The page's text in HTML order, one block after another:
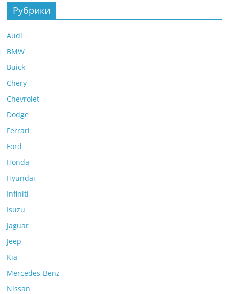
Рубрики
Audi
BMW
Buick
Chery
Chevrolet
Dodge
Ferrari
Ford
Honda
Hyundai
Infiniti
Isuzu
Jaguar
Jeep
Kia
Mercedes-Benz
Nissan